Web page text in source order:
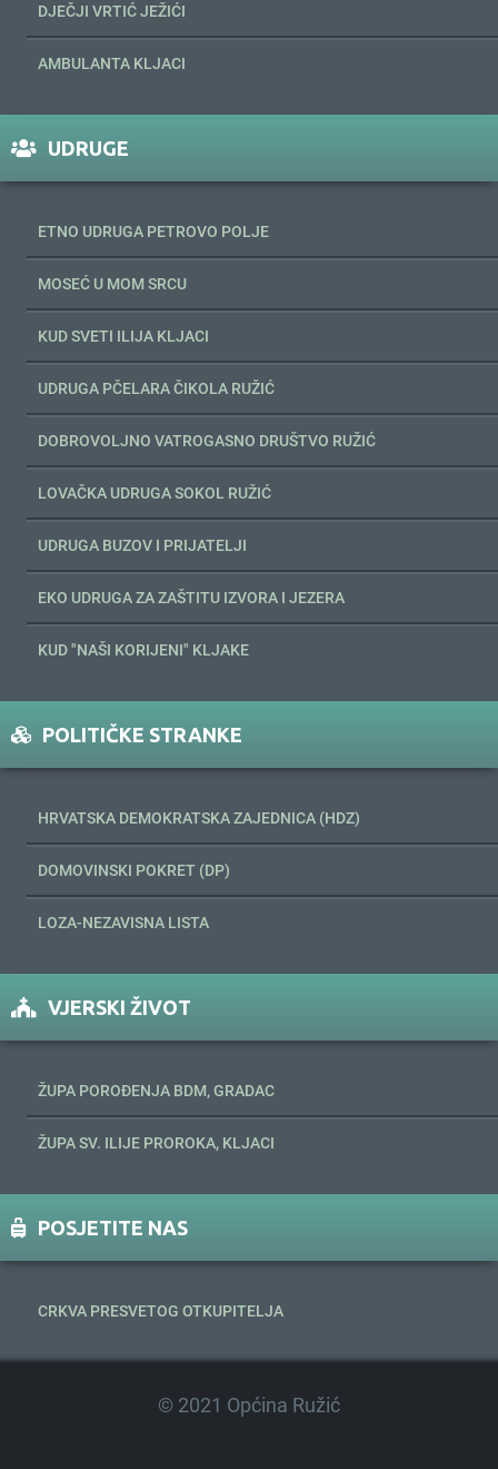
DJEČJI VRTIĆ JEŽIĆI
AMBULANTA KLJACI
UDRUGE
ETNO UDRUGA PETROVO POLJE
MOSEĆ U MOM SRCU
KUD SVETI ILIJA KLJACI
UDRUGA PČELARA ČIKOLA RUŽIĆ
DOBROVOLJNO VATROGASNO DRUŠTVO RUŽIĆ
LOVAČKA UDRUGA SOKOL RUŽIĆ
UDRUGA BUZOV I PRIJATELJI
EKO UDRUGA ZA ZAŠTITU IZVORA I JEZERA
KUD "NAŠI KORIJENI" KLJAKE
POLITIČKE STRANKE
HRVATSKA DEMOKRATSKA ZAJEDNICA (HDZ)
DOMOVINSKI POKRET (DP)
LOZA-NEZAVISNA LISTA
VJERSKI ŽIVOT
ŽUPA POROĐENJA BDM, GRADAC
ŽUPA SV. ILIJE PROROKA, KLJACI
POSJETITE NAS
CRKVA PRESVETOG OTKUPITELJA
© 2021 Općina Ružić